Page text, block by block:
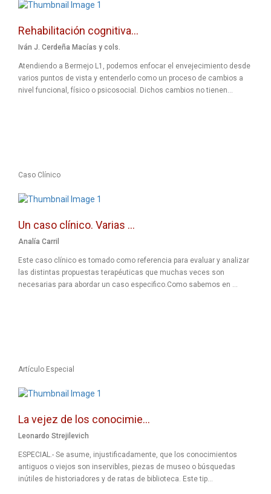
Rehabilitación cognitiva...
Iván J. Cerdeña Macías y cols.
Atendiendo a Bermejo L1, podemos enfocar el envejecimiento desde
varios puntos de vista y entenderlo como un proceso de cambios a
nivel funcional, físico o psicosocial. Dichos cambios no tienen...
Caso Clínico
Un caso clínico. Varias ...
Analía Carril
Este caso clínico es tomado como referencia para evaluar y analizar
las distintas propuestas terapéuticas que muchas veces son
necesarias para abordar un caso especifico.Como sabemos en ...
Artículo Especial
La vejez de los conocimie...
Leonardo Strejilevich
ESPECIAL.- Se asume, injustificadamente, que los conocimientos
antiguos o viejos son inservibles, piezas de museo o búsquedas
inútiles de historiadores y de ratas de biblioteca. Este tip...